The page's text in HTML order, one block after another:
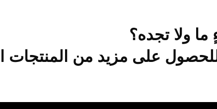
ولا تجده؟
على مزيد من المنتجات